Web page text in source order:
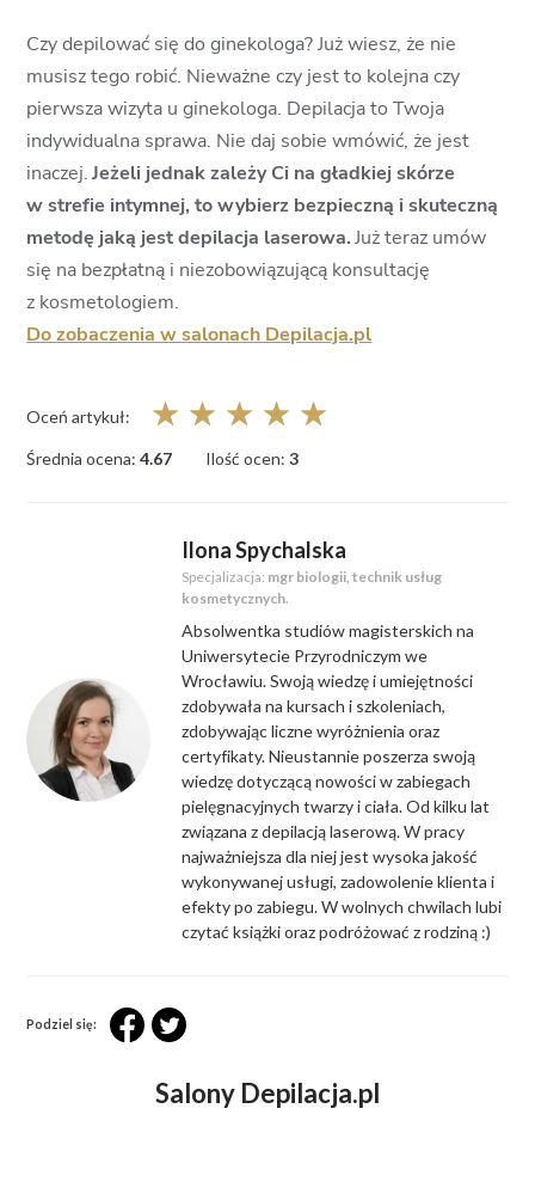
Czy depilować się do ginekologa? Już wiesz, że nie
musisz tego robić. Nieważne czy jest to kolejna czy
pierwsza wizyta u ginekologa. Depilacja to Twoja
indywidualna sprawa. Nie daj sobie wmówić, że jest
inaczej. Jeżeli jednak zależy Ci na gładkiej skórze
w strefie intymnej, to wybierz bezpieczną i skuteczną
metodę jaką jest depilacja laserowa. Już teraz umów
się na bezpłatną i niezobowiązującą konsultację
z kosmetologiem.
Do zobaczenia w salonach Depilacja.pl
Oceń artykuł: ☆ ☆ ☆ ☆ ☆
Średnia ocena: 4.67 Ilość ocen: 3
Ilona Spychalska
Specjalizacja: mgr biologii, technik usług
kosmetycznych.
Absolwentka studiów magisterskich na
Uniwersytecie Przyrodniczym we
Wrocławiu. Swoją wiedzę i umiejętności
zdobywała na kursach i szkoleniach,
zdobywając liczne wyróżnienia oraz
certyfikaty. Nieustannie poszerza swoją
wiedzę dotyczącą nowości w zabiegach
pielęgnacyjnych twarzy i ciała. Od kilku lat
związana z depilacją laserową. W pracy
najważniejsza dla niej jest wysoka jakość
wykonywanej usługi, zadowolenie klienta i
efekty po zabiegu. W wolnych chwilach lubi
czytać książki oraz podróżować z rodziną :)
Podziel się:
Salony Depilacja.pl